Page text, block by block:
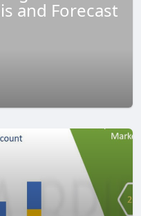
and Forecast